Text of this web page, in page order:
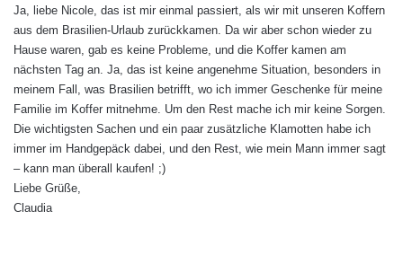
t
:
Ja, liebe Nicole, das ist mir einmal passiert, als wir mit unseren Koffern
aus dem Brasilien-Urlaub zurückkamen. Da wir aber schon wieder zu
Hause waren, gab es keine Probleme, und die Koffer kamen am
nächsten Tag an. Ja, das ist keine angenehme Situation, besonders in
meinem Fall, was Brasilien betrifft, wo ich immer Geschenke für meine
Familie im Koffer mitnehme. Um den Rest mache ich mir keine Sorgen.
Die wichtigsten Sachen und ein paar zusätzliche Klamotten habe ich
immer im Handgepäck dabei, und den Rest, wie mein Mann immer sagt
– kann man überall kaufen! ;)
Liebe Grüße,
Claudia